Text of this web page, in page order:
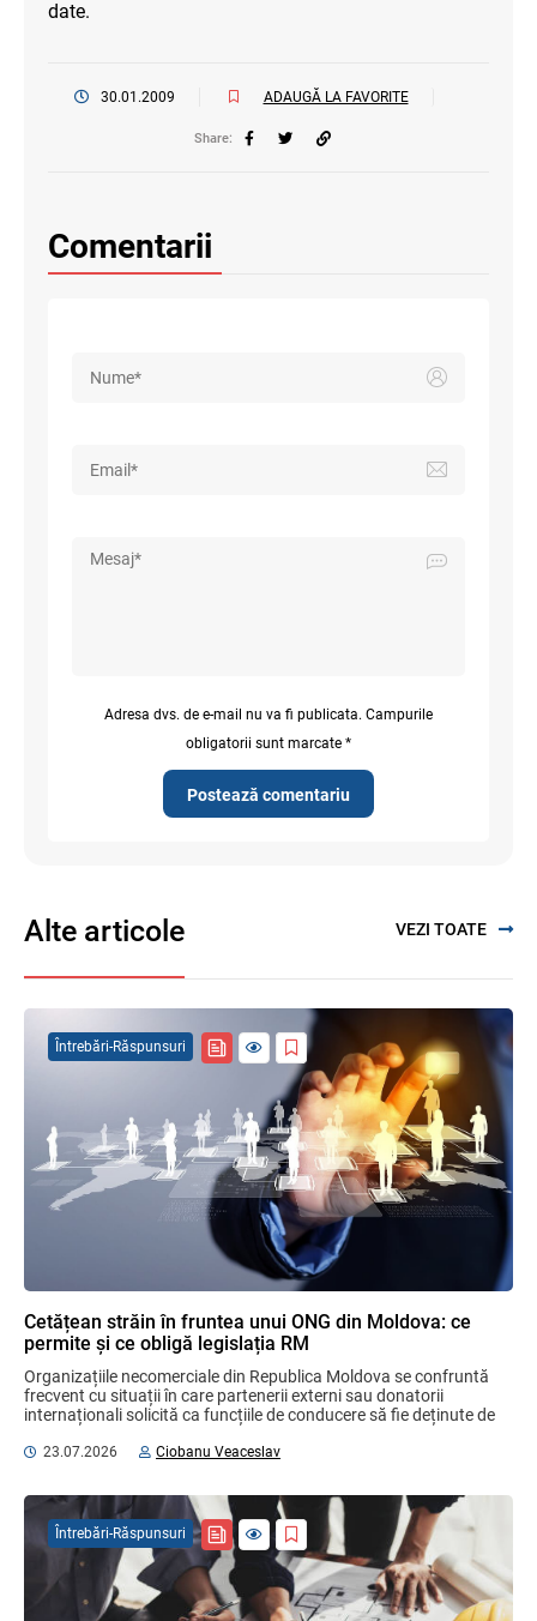
date.
30.01.2009 ADAUGĂ LA FAVORITE
Share:
Comentarii
Postează comentariu
Adresa dvs. de e-mail nu va fi publicata. Campurile
obligatorii sunt marcate *
Alte articole VEZI TOATE
Cetățean străin în fruntea unui ONG din Moldova: ce
permite și ce obligă legislația RM
Organizațiile necomerciale din Republica Moldova se confruntă
frecvent cu situații în care partenerii externi sau donatorii
internaționali solicită ca funcțiile de conducere să fie deținute de
23.07.2026 Ciobanu Veaceslav
Întrebări-Răspunsuri
Întrebări-Răspunsuri